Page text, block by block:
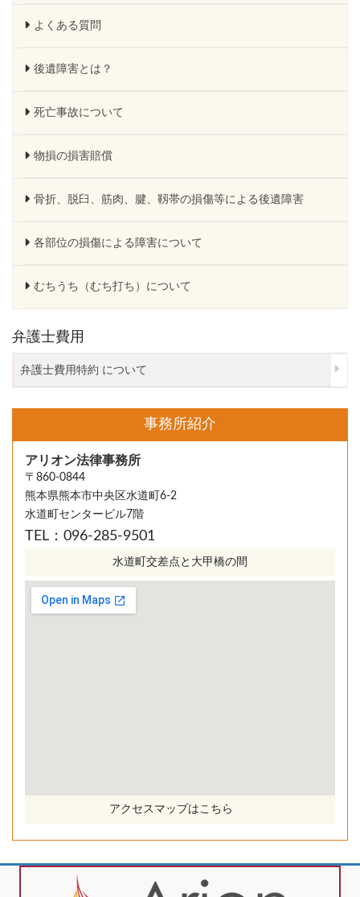
よくある質問
後遺障害とは？
死亡事故について
物損の損害賠償
骨折、脱臼、筋肉、腱、靱帯の損傷等による後遺障害
各部位の損傷による障害について
むちうち（むち打ち）について
弁護士費用
弁護士費用特約 について
事務所紹介
アリオン法律事務所
〒860-0844
熊本県熊本市中央区水道町6-2
水道町センタービル7階
TEL：096-285-9501
水道町交差点と大甲橋の間
アクセスマップはこちら